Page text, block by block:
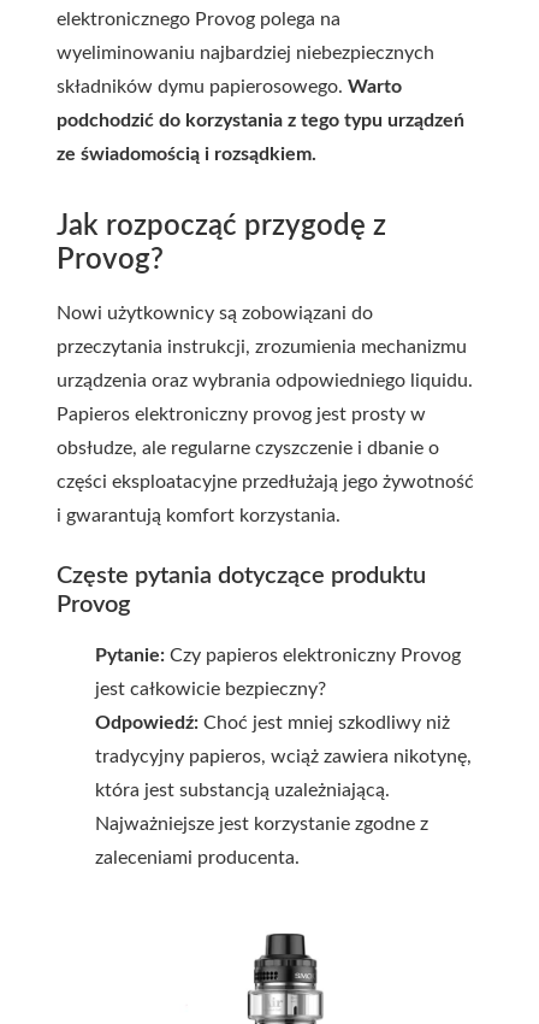
elektronicznego Provog polega na
wyeliminowaniu najbardziej niebezpiecznych
składników dymu papierosowego. Warto
podchodzić do korzystania z tego typu urządzeń
ze świadomością i rozsądkiem.
Jak rozpocząć przygodę z
Provog?
Nowi użytkownicy są zobowiązani do
przeczytania instrukcji, zrozumienia mechanizmu
urządzenia oraz wybrania odpowiedniego liquidu.
Papieros elektroniczny provog jest prosty w
obsłudze, ale regularne czyszczenie i dbanie o
części eksploatacyjne przedłużają jego żywotność
i gwarantują komfort korzystania.
Częste pytania dotyczące produktu
Provog
Pytanie: Czy papieros elektroniczny Provog
jest całkowicie bezpieczny?
Odpowiedź: Choć jest mniej szkodliwy niż
tradycyjny papieros, wciąż zawiera nikotynę,
która jest substancją uzależniającą.
Najważniejsze jest korzystanie zgodne z
zaleceniami producenta.